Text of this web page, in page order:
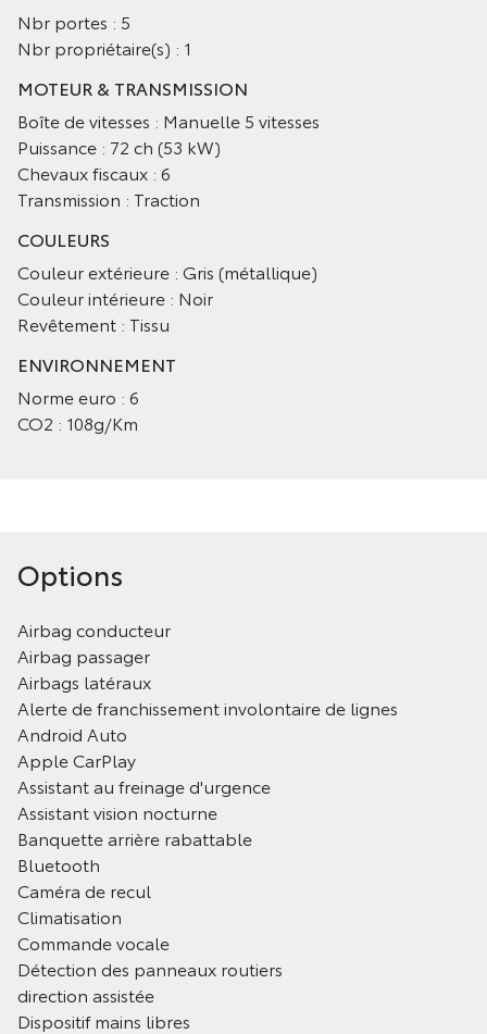
Nbr portes : 5
Nbr propriétaire(s) : 1
MOTEUR & TRANSMISSION
Boîte de vitesses : Manuelle 5 vitesses
Puissance : 72 ch (53 kW)
Chevaux fiscaux : 6
Transmission : Traction
COULEURS
Couleur extérieure : Gris (métallique)
Couleur intérieure : Noir
Revêtement : Tissu
ENVIRONNEMENT
Norme euro : 6
CO2 : 108g/Km
Options
Airbag conducteur
Airbag passager
Airbags latéraux
Alerte de franchissement involontaire de lignes
Android Auto
Apple CarPlay
Assistant au freinage d'urgence
Assistant vision nocturne
Banquette arrière rabattable
Bluetooth
Caméra de recul
Climatisation
Commande vocale
Détection des panneaux routiers
direction assistée
Dispositif mains libres